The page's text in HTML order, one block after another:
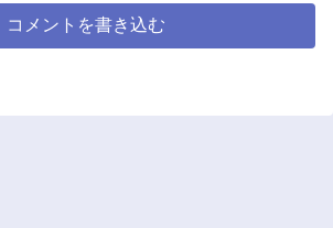
コメントを書き込む